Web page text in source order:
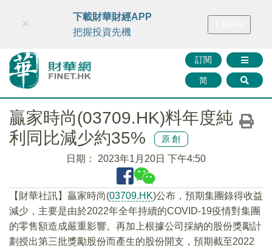
財華智庫網 FINTV FINMETA 財華證券 媒體矩陣
訂閱
简
×
下載財華財經APP
把握投資先機
贏家時尚(03709.HK)料年度純
利同比減少約35%
原創
日期： 2023年1月20日 下午4:50
【財華社訊】贏家時尚(03709.HK)公布，預期集團錄得收益
減少，主要是由於2022年全年持續的COVID-19疫情對集團
的零售額造成嚴重影響。再加上根據公司採納的股份獎勵計
劃授出第三批獎勵股份而產生的股份開支，預期截至2022